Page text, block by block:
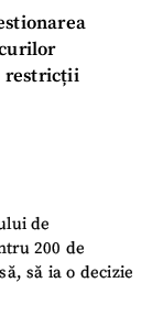
restricții
de
200 de
să ia o decizie